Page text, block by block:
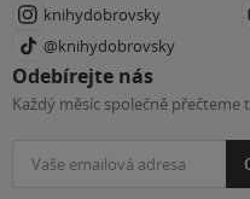
knihydobrovsky
@knihydobrovsky
Odebírejte nás
Každý měsíc společně přečteme